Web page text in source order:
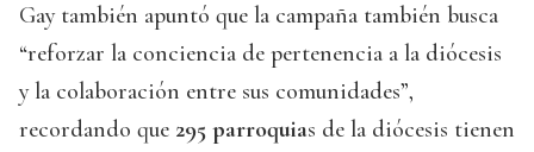
Gay también apuntó que la campaña también busca
“reforzar la conciencia de pertenencia a la diócesis
y la colaboración entre sus comunidades”,
recordando que 295 parroquias de la diócesis tienen